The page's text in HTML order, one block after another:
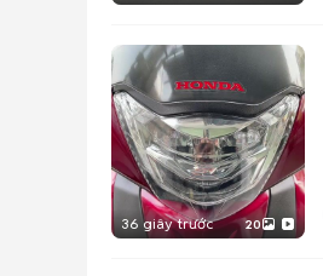
36 giây trước 20